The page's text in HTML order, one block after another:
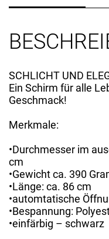
SCHLICHT UND
Ein Schirm für alle
Geschmack!
Merkmale:
•Durchmesser im
cm
•Gewicht ca. 390
•Länge: ca. 86 cm
•automtatische
•Bespannung:
•einfärbig – schwarz